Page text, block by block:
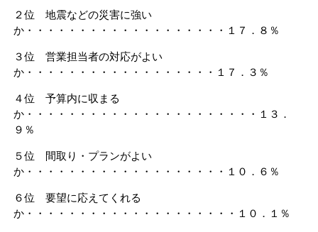
２位 地震などの災害に強い
か・・・・・・・・・・・・・・・・・・・１７．８％
３位 営業担当者の対応がよい
か・・・・・・・・・・・・・・・・・・１７．３％
４位 予算内に収まる
か・・・・・・・・・・・・・・・・・・・・・・１３．
９％
５位 間取り・プランがよい
か・・・・・・・・・・・・・・・・・・・１０．６％
６位 要望に応えてくれる
か・・・・・・・・・・・・・・・・・・・・１０．１％